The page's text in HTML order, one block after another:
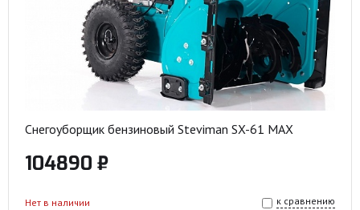
Снегоуборщик бензиновый Steviman SX-61 MAX
104890 ₽
к сравнению
Нет в наличии